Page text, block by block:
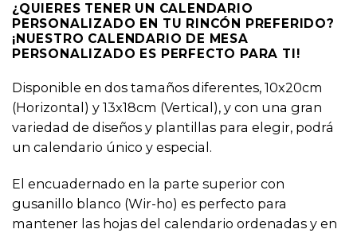
¿QUIERES TENER UN CALENDARIO
PERSONALIZADO EN TU RINCÓN PREFERIDO?
¡NUESTRO CALENDARIO DE MESA
PERSONALIZADO ES PERFECTO PARA TI!
Disponible en dos tamaños diferentes, 10x20cm
(Horizontal) y 13x18cm (Vertical), y con una gran
variedad de diseños y plantillas para elegir, podrá
un calendario único y especial.
El encuadernado en la parte superior con
gusanillo blanco (Wir-ho) es perfecto para
mantener las hojas del calendario ordenadas y en